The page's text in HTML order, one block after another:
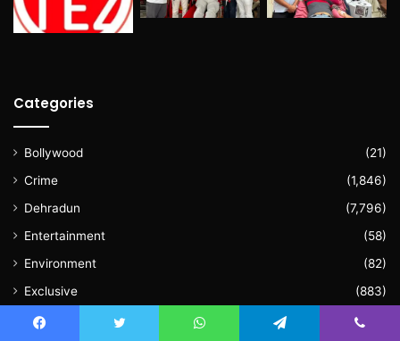
Categories
Bollywood
(21)
Crime
(1,846)
Dehradun
(7,796)
Entertainment
(58)
Environment
(82)
Exclusive
(883)
Featured